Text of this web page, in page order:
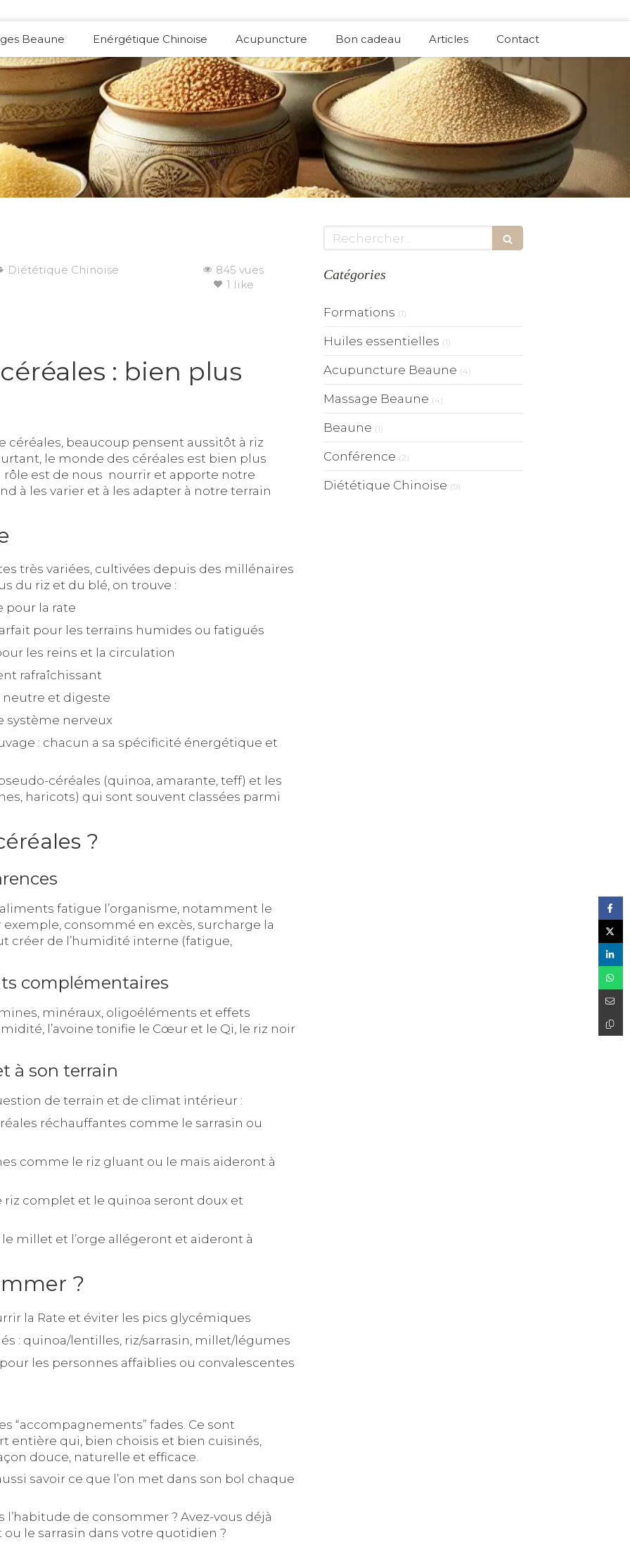
Beaune Enérgétique Chinoise Acupuncture Bon cadeau Articles Contact
Diététique Chinoise
845 vues
1 like
: bien plus
céréales, beaucoup pensent aussitôt à riz
le monde des céréales est bien plus
rôle est de nous nourrir et apporte notre
à les varier et à les adapter à notre terrain
très variées, cultivées depuis des millénaires
du riz et du blé, on trouve :
pour la rate
pour les terrains humides ou fatigués
les reins et la circulation
rafraîchissant
neutre et digeste
système nerveux
: chacun a sa spécificité énergétique et
céréales (quinoa, amarante, teff) et les
haricots) qui sont souvent classées parmi
?
fatigue l’organisme, notamment le
consommé en excès, surcharge la
créer de l’humidité interne (fatigue,
complémentaires
minéraux, oligoéléments et effets
l’avoine tonifie le Cœur et le Qi, le riz noir
à son terrain
de terrain et de climat intérieur :
réchauffantes comme le sarrasin ou
comme le riz gluant ou le maïs aideront à
riz complet et le quinoa seront doux et
millet et l’orge allégeront et aideront à
?
la Rate et éviter les pics glycémiques
: quinoa/lentilles, riz/sarrasin, millet/légumes
les personnes affaiblies ou convalescentes
“accompagnements” fades. Ce sont
entière qui, bien choisis et bien cuisinés,
douce, naturelle et efficace.
savoir ce que l’on met dans son bol chaque
l’habitude de consommer ? Avez-vous déjà
ou le sarrasin dans votre quotidien ?
Rechercher
Catégories
Formations (1)
Huiles essentielles (1)
Acupuncture Beaune (4)
Massage Beaune (4)
Beaune (1)
Conférence (2)
Diététique Chinoise (9)